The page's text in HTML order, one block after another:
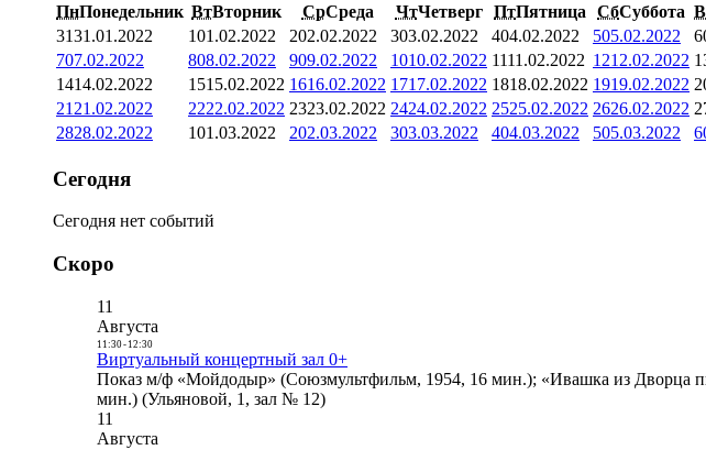
ПнПонедельник ВтВторник СрСреда ЧтЧетверг ПтПятница СбСуббота
3131.01.2022 101.02.2022 202.02.2022 303.02.2022 404.02.2022 505.02.2022 6
707.02.2022 808.02.2022 909.02.2022 1010.02.2022 1111.02.2022 1212.02.2022
1414.02.2022 1515.02.2022 1616.02.2022 1717.02.2022 1818.02.2022 1919.02.2022
21 21.02.2022 2222.02.2022 2323.02.2022 2424.02.2022 2525.02.2022 2626.02.2022
2828.02.2022 101.03.2022 202.03.2022 303.03.2022 404.03.2022 505.03.2022 6
Сегодня
Сегодня нет событий
Скоро
11
Августа
11:30- 12:30
Виртуальный концертный зал 0+
Показ м/ф «Мойдодыр» (Союзмультфильм, 1954, 16 мин.); «Ивашка из Дворца
мин.) (Ульяновой, 1, зал № 12)
11
Августа